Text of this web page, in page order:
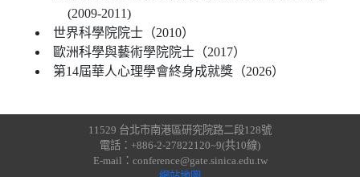
(2009-2011)
世界科學院院士（2010）
歐洲科學與藝術學院院士（2017）
第14屆華人心理學會終身成就獎（2026）
11529 台北市南港區研究院路二段128號
電話：+886-2-27822120~9(共10線)
E-mail：conference@gate.sinica.edu.tw